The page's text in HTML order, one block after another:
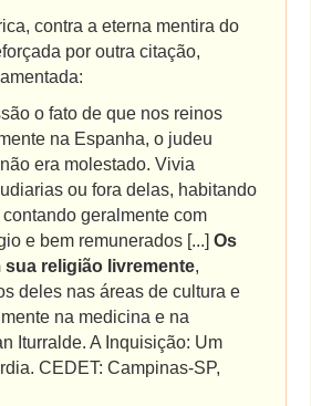
contra a eterna mentira do
por outra citação,
o fato de que nos reinos
na Espanha, o judeu
era molestado. Vivia
ou fora delas, habitando
geralmente com
e bem remunerados [...]Os
religião livremente,
deles nas áreas de cultura e
na medicina e na
Iturralde. A Inquisição: Um
CEDET: Campinas-SP,